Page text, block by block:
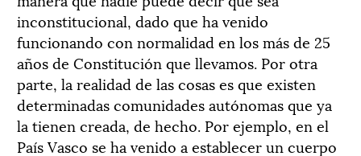
inconstitucional, dado que ha venido
funcionando con normalidad en los más de 25
años de Constitución que llevamos. Por otra
parte, la realidad de las cosas es que existen
determinadas comunidades autónomas que ya
la tienen creada, de hecho. Por ejemplo, en el
País Vasco se ha venido a establecer un cuerpo